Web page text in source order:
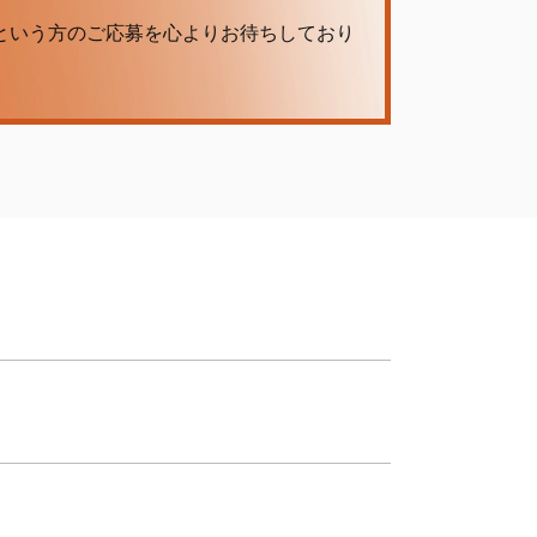
いう方のご応募を心よりお待ちしており